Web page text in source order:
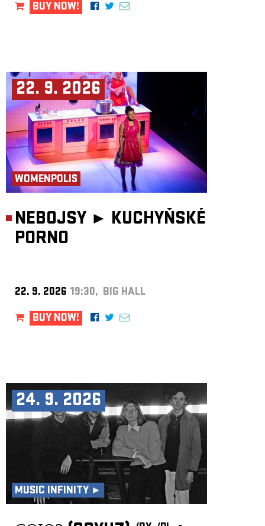
BUY NOW!
22. 9. 2026
WOMENPOLIS
NEBOJSY ► KUCHYŇSKÉ
PORNO
22. 9. 2026 19:30, BIG HALL
BUY NOW!
24. 9. 2026
MUSIC INFINITY ►